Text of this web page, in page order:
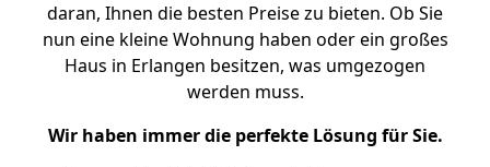
daran, Ihnen die besten Preise zu bieten. Ob Sie
nun eine kleine Wohnung haben oder ein großes
Haus in Erlangen besitzen, was umgezogen
werden muss.
Wir haben immer die perfekte Lösung für Sie.